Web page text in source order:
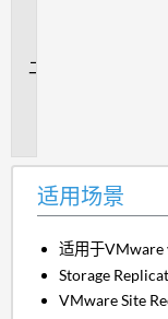
适用场景
适用于VMware
Storage
VMware Site